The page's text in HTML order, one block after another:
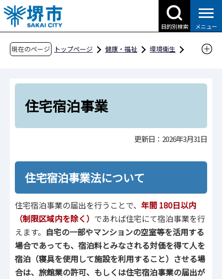
こ
の
ペ
目的別検索 メニュー
現在のページ トップページ 健康・福祉
環境衛生
住宅宿泊事業
更新日：2026年3月31日
住宅宿泊事業法について
住宅宿泊事業の届出を行うことで、 年間 180日以内
（制限区域内を除く） であれば住宅にて宿泊事業を行
えます。 自宅の一部やマンションの空室等を活用する
場合であっても、宿泊料とみなされる対価を得て人を
宿泊（寝具を使用して施設を利用すること）させる場
合は、旅館業の許可、もしくは住宅宿泊事業の届出が